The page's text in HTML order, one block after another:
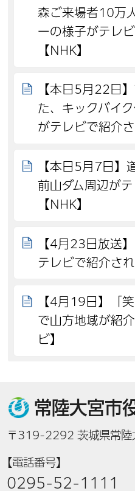
森ご来場者10万
ーの様子がテレ
【NHK】
【本日5月22日
た、キックバイ
がテレビで紹介
【本日5月7日】
前山ダム周辺が
【NHK】
【4月23日放送
テレビで紹介さ
【4月19日】「
で山方地域が紹
ビ】
常陸大宮市
〒319-2292 茨城県常
【電話番号】
0295-52-1111